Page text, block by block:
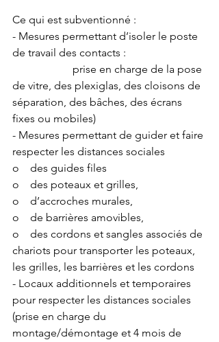
Ce qui est subventionné :
- Mesures permettant d’isoler le poste
de travail des contacts :
de vitre, des plexiglas, des cloisons de
séparation, des bâches, des écrans
fixes ou mobiles)
- Mesures permettant de guider et faire
respecter les distances sociales
o    des guides files
o    des poteaux et grilles,
o    d’accroches murales,
o    de barrières amovibles,
o    des cordons et sangles associés de
chariots pour transporter les poteaux,
les grilles, les barrières et les cordons
- Locaux additionnels et temporaires
pour respecter les distances sociales
(prise en charge du
montage/démontage et 4 mois de